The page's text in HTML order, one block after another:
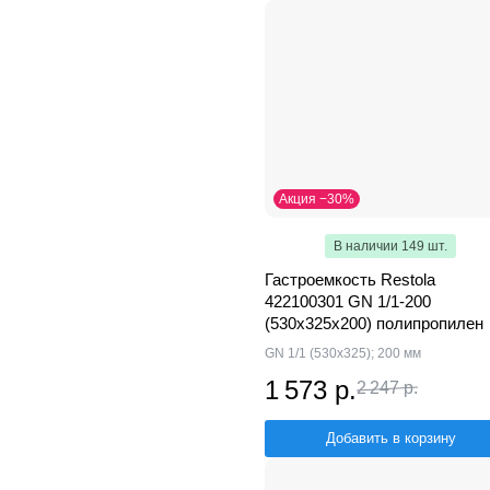
Акция −30%
В наличии 149 шт.
Гастроемкость Restola
422100301 GN 1/1-200
(530x325x200) полипропилен
GN 1/1 (530х325); 200 мм
1 573 р.2 247 р.
Добавить в корзину